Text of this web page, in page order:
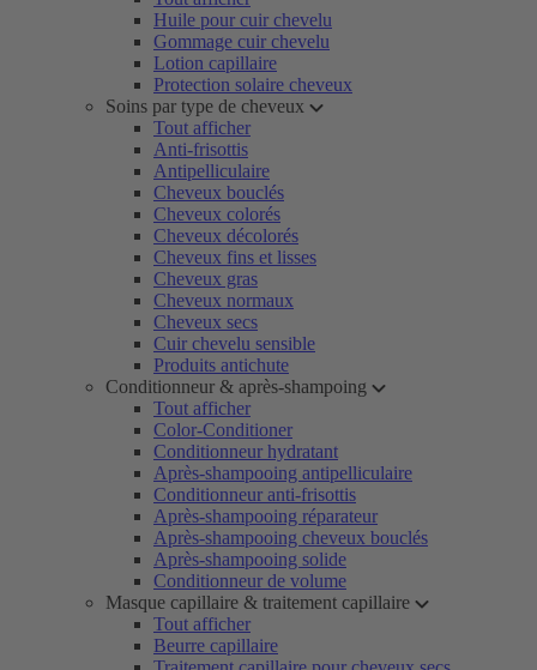
Huile pour cuir chevelu
Gommage cuir chevelu
Lotion capillaire
Protection solaire cheveux
Soins par type de cheveux
Tout afficher
Anti-frisottis
Antipelliculaire
Cheveux bouclés
Cheveux colorés
Cheveux décolorés
Cheveux fins et lisses
Cheveux gras
Cheveux normaux
Cheveux secs
Cuir chevelu sensible
Produits antichute
Conditionneur & après-shampoing
Tout afficher
Color-Conditioner
Conditionneur hydratant
Après-shampooing antipelliculaire
Conditionneur anti-frisottis
Après-shampooing réparateur
Après-shampooing cheveux bouclés
Après-shampooing solide
Conditionneur de volume
Masque capillaire & traitement capillaire
Tout afficher
Beurre capillaire